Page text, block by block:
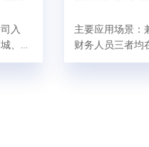
入
、员
室预
主要应用场景：
财务人员三者均
报名、审核、签